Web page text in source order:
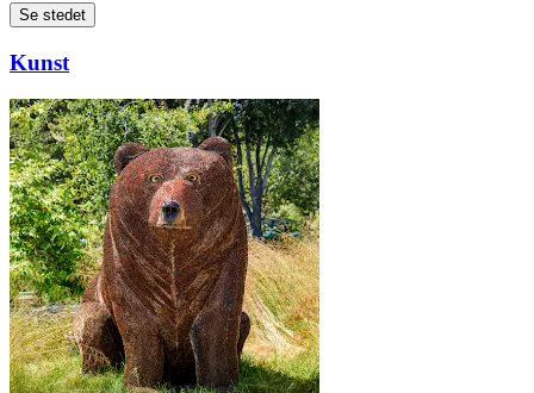
Se stedet
Kunst